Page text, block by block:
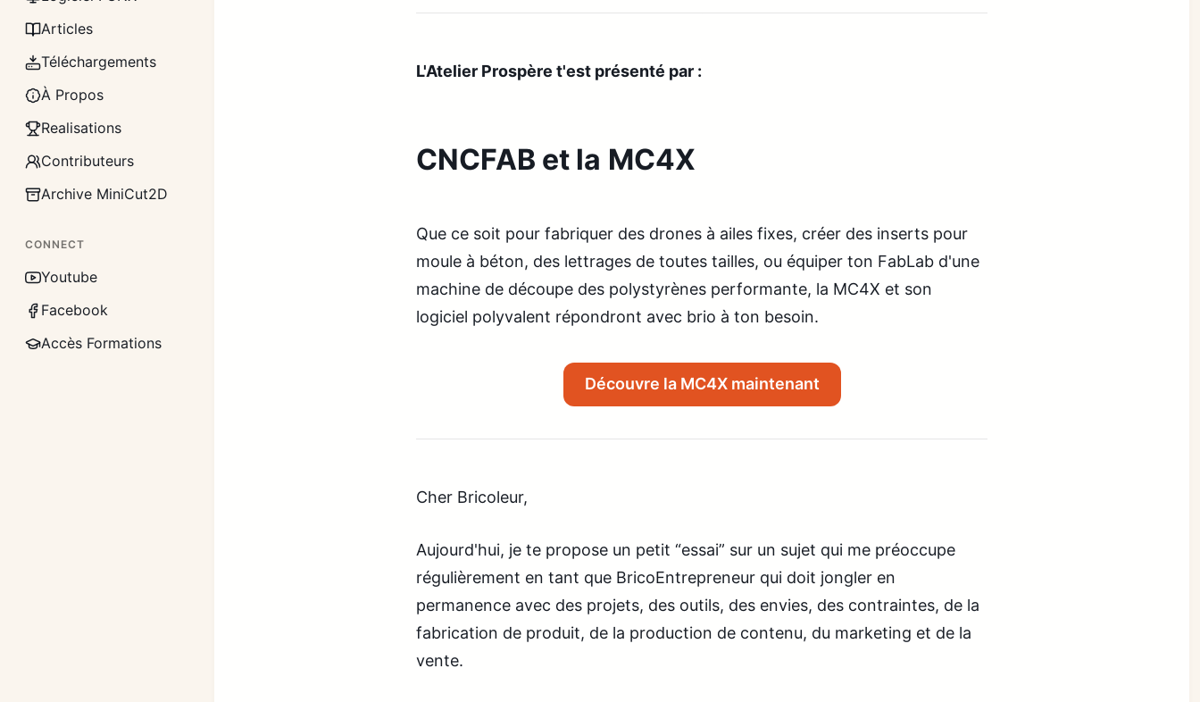
Articles
Téléchargements
À Propos
Realisations
Contributeurs
Archive MiniCut2D
CONNECT
Youtube
Facebook
Accès Formations
L'Atelier Prospère t'est présenté par :
CNCFAB et la MC4X
Que ce soit pour fabriquer des drones à ailes fixes, créer des inserts pour
moule à béton, des lettrages de toutes tailles, ou équiper ton FabLab d'une
machine de découpe des polystyrènes performante, la MC4X et son
logiciel polyvalent répondront avec brio à ton besoin.
Découvre la MC4X maintenant
Cher Bricoleur,
Aujourd'hui, je te propose un petit “essai” sur un sujet qui me préoccupe
régulièrement en tant que BricoEntrepreneur qui doit jongler en
permanence avec des projets, des outils, des envies, des contraintes, de la
fabrication de produit, de la production de contenu, du marketing et de la
vente.